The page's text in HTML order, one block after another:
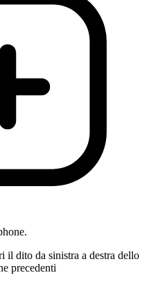
il dito da sinistra a destra dello
precedenti